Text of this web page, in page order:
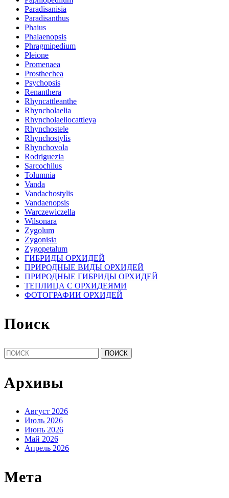
Paradisanisia
Paradisanthus
Phaius
Phalaenopsis
Phragmipedium
Pleione
Promenaea
Prosthechea
Psychopsis
Renanthera
Rhyncattleanthe
Rhyncholaelia
Rhyncholaeliocattleya
Rhynchostele
Rhynchostylis
Rhynchovola
Rodriguezia
Sarcochilus
Tolumnia
Vanda
Vandachostylis
Vandaenopsis
Warczewiczella
Wilsonara
Zygolum
Zygonisia
Zygopetalum
ГИБРИДЫ ОРХИДЕЙ
ПРИРОДНЫЕ ВИДЫ ОРХИДЕЙ
ПРИРОДНЫЕ ГИБРИДЫ ОРХИДЕЙ
ТЕПЛИЦА С ОРХИДЕЯМИ
ФОТОГРАФИИ ОРХИДЕЙ
Поиск
Найти:
Архивы
Август 2026
Июль 2026
Июнь 2026
Май 2026
Апрель 2026
Мета